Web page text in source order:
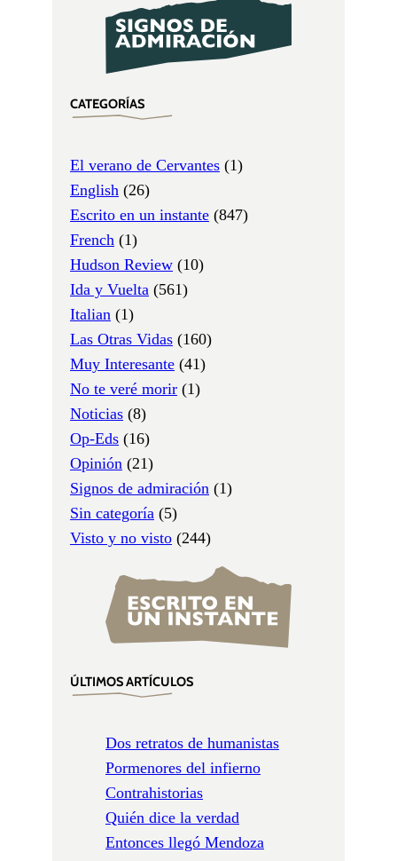
CATEGORÍAS
El verano de Cervantes (1)
English (26)
Escrito en un instante (847)
French (1)
Hudson Review (10)
Ida y Vuelta (561)
Italian (1)
Las Otras Vidas (160)
Muy Interesante (41)
No te veré morir (1)
Noticias (8)
Op-Eds (16)
Opinión (21)
Signos de admiración (1)
Sin categoría (5)
Visto y no visto (244)
ÚLTIMOS ARTÍCULOS
Dos retratos de humanistas
Pormenores del infierno
Contrahistorias
Quién dice la verdad
Entonces llegó Mendoza